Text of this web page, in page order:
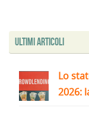
Ultimi articoli
Lo
2026: